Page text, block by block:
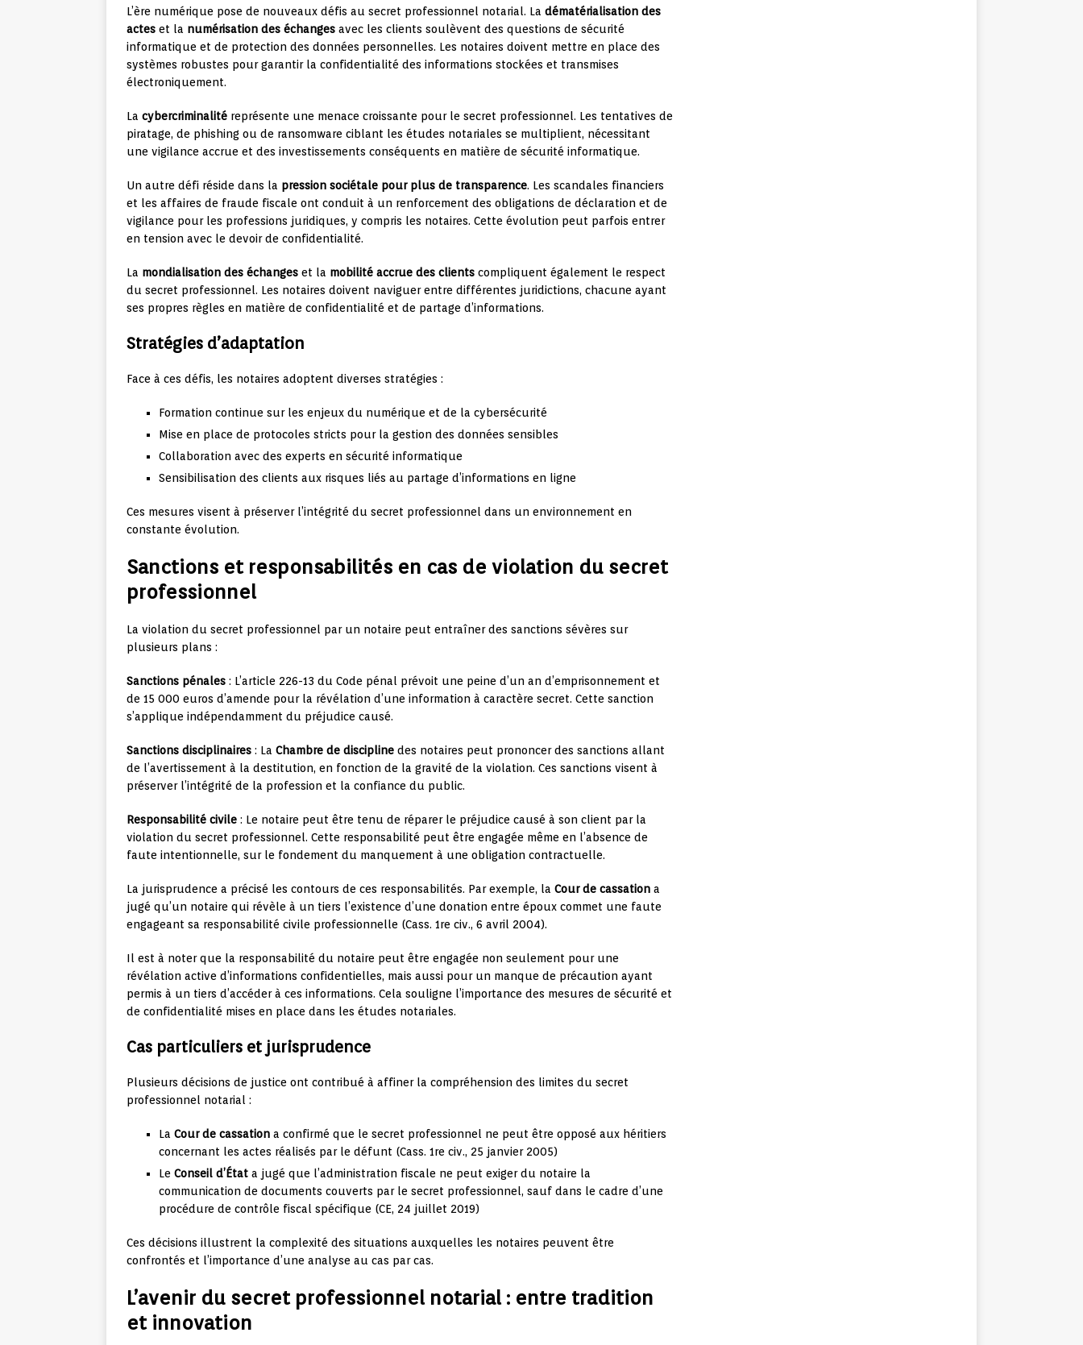
L’ère numérique pose de nouveaux défis au secret professionnel notarial. La dématérialisation des
actes et la numérisation des échanges avec les clients soulèvent des questions de sécurité
informatique et de protection des données personnelles. Les notaires doivent mettre en place des
systèmes robustes pour garantir la confidentialité des informations stockées et transmises
électroniquement.
La cybercriminalité représente une menace croissante pour le secret professionnel. Les tentatives de
piratage, de phishing ou de ransomware ciblant les études notariales se multiplient, nécessitant
une vigilance accrue et des investissements conséquents en matière de sécurité informatique.
Un autre défi réside dans la pression sociétale pour plus de transparence. Les scandales financiers
et les affaires de fraude fiscale ont conduit à un renforcement des obligations de déclaration et de
vigilance pour les professions juridiques, y compris les notaires. Cette évolution peut parfois entrer
en tension avec le devoir de confidentialité.
La mondialisation des échanges et la mobilité accrue des clients compliquent également le respect
du secret professionnel. Les notaires doivent naviguer entre différentes juridictions, chacune ayant
ses propres règles en matière de confidentialité et de partage d’informations.
Stratégies d’adaptation
Face à ces défis, les notaires adoptent diverses stratégies :
Formation continue sur les enjeux du numérique et de la cybersécurité
Mise en place de protocoles stricts pour la gestion des données sensibles
Collaboration avec des experts en sécurité informatique
Sensibilisation des clients aux risques liés au partage d’informations en ligne
Ces mesures visent à préserver l’intégrité du secret professionnel dans un environnement en
constante évolution.
Sanctions et responsabilités en cas de violation du secret
professionnel
La violation du secret professionnel par un notaire peut entraîner des sanctions sévères sur
plusieurs plans :
Sanctions pénales : L’article 226-13 du Code pénal prévoit une peine d’un an d’emprisonnement et
de 15 000 euros d’amende pour la révélation d’une information à caractère secret. Cette sanction
s’applique indépendamment du préjudice causé.
Sanctions disciplinaires : La Chambre de discipline des notaires peut prononcer des sanctions allant
de l’avertissement à la destitution, en fonction de la gravité de la violation. Ces sanctions visent à
préserver l’intégrité de la profession et la confiance du public.
Responsabilité civile : Le notaire peut être tenu de réparer le préjudice causé à son client par la
violation du secret professionnel. Cette responsabilité peut être engagée même en l’absence de
faute intentionnelle, sur le fondement du manquement à une obligation contractuelle.
La jurisprudence a précisé les contours de ces responsabilités. Par exemple, la Cour de cassation a
jugé qu’un notaire qui révèle à un tiers l’existence d’une donation entre époux commet une faute
engageant sa responsabilité civile professionnelle (Cass. 1re civ., 6 avril 2004).
Il est à noter que la responsabilité du notaire peut être engagée non seulement pour une
révélation active d’informations confidentielles, mais aussi pour un manque de précaution ayant
permis à un tiers d’accéder à ces informations. Cela souligne l’importance des mesures de sécurité et
de confidentialité mises en place dans les études notariales.
Cas particuliers et jurisprudence
Plusieurs décisions de justice ont contribué à affiner la compréhension des limites du secret
professionnel notarial :
La Cour de cassation a confirmé que le secret professionnel ne peut être opposé aux héritiers
concernant les actes réalisés par le défunt (Cass. 1re civ., 25 janvier 2005)
Le Conseil d’État a jugé que l’administration fiscale ne peut exiger du notaire la
communication de documents couverts par le secret professionnel, sauf dans le cadre d’une
procédure de contrôle fiscal spécifique (CE, 24 juillet 2019)
Ces décisions illustrent la complexité des situations auxquelles les notaires peuvent être
confrontés et l’importance d’une analyse au cas par cas.
L’avenir du secret professionnel notarial : entre tradition
et innovation